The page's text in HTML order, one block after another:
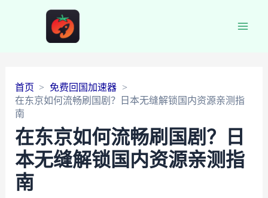
首页
免费回国加速器
在东京如何流畅刷国剧？日本无缝解锁国内资源亲测指
南
在东京如何流畅刷国剧？日
本无缝解锁国内资源亲测指
南